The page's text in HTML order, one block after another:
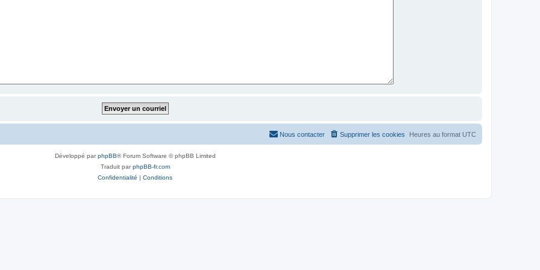
Heures au format UTC
Supprimer les cookies
Nous contacter
Développé parphpBB® Forum Software © phpBB Limited
Traduit parphpBB-fr.com
Confidentialité | Conditions